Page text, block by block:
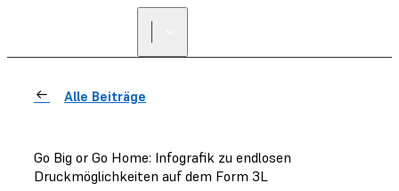
Alle Beiträge
Go Big or Go Home: Infografik zu endlosen
Druckmöglichkeiten auf dem Form 3L